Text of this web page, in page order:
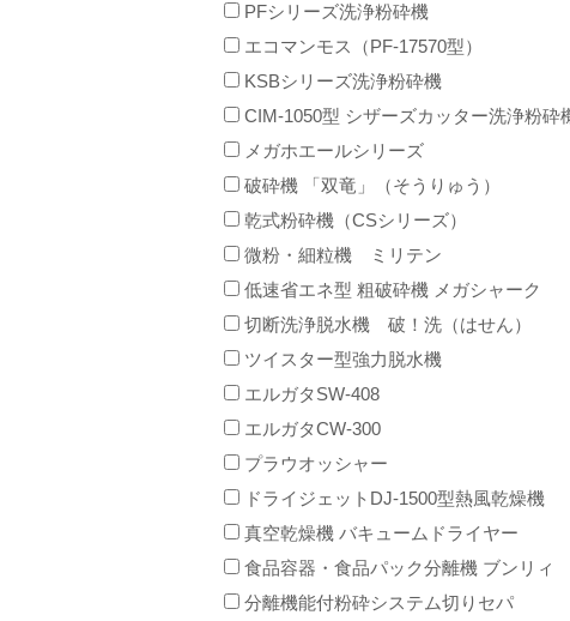
PFシリーズ洗浄粉砕機
エコマンモス（PF-17570型）
KSBシリーズ洗浄粉砕機
CIM-1050型 シザーズカッター洗浄粉砕
メガホエールシリーズ
破砕機 「双竜」（そうりゅう）
乾式粉砕機（CSシリーズ）
微粉・細粒機 ミリテン
低速省エネ型 粗破砕機 メガシャーク
切断洗浄脱水機 破！洗（はせん）
ツイスター型強力脱水機
エルガタSW-408
エルガタCW-300
プラウオッシャー
ドライジェットDJ-1500型熱風乾燥機
真空乾燥機 バキュームドライヤー
食品容器・食品パック分離機 ブンリィ
分離機能付粉砕システム切りセパ